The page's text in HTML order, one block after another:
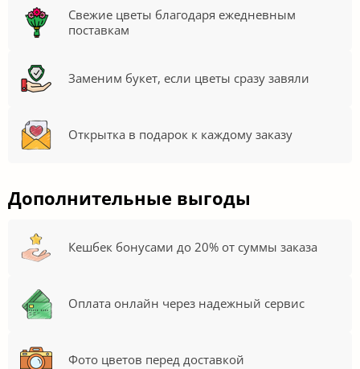
Свежие цветы благодаря ежедневным
поставкам
Заменим букет, если цветы сразу завяли
Открытка в подарок к каждому заказу
Дополнительные выгоды
Кешбек бонусами до 20% от суммы заказа
Оплата онлайн через надежный сервис
Фото цветов перед доставкой